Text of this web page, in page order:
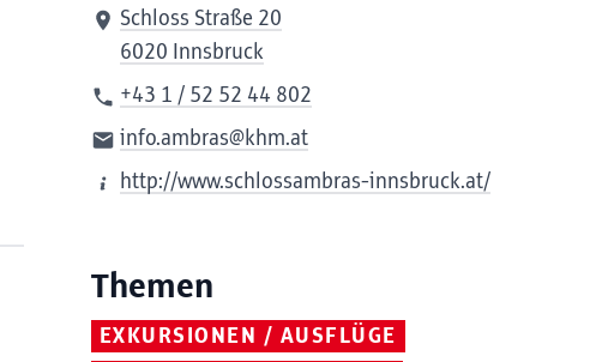
Schloss Straße 20
6020 Innsbruck
+43 1 / 52 52 44 802
info.ambras@khm.at
http://www.schlossambras-innsbruck.at/
Themen
EXKURSIONEN / AUSFLÜGE